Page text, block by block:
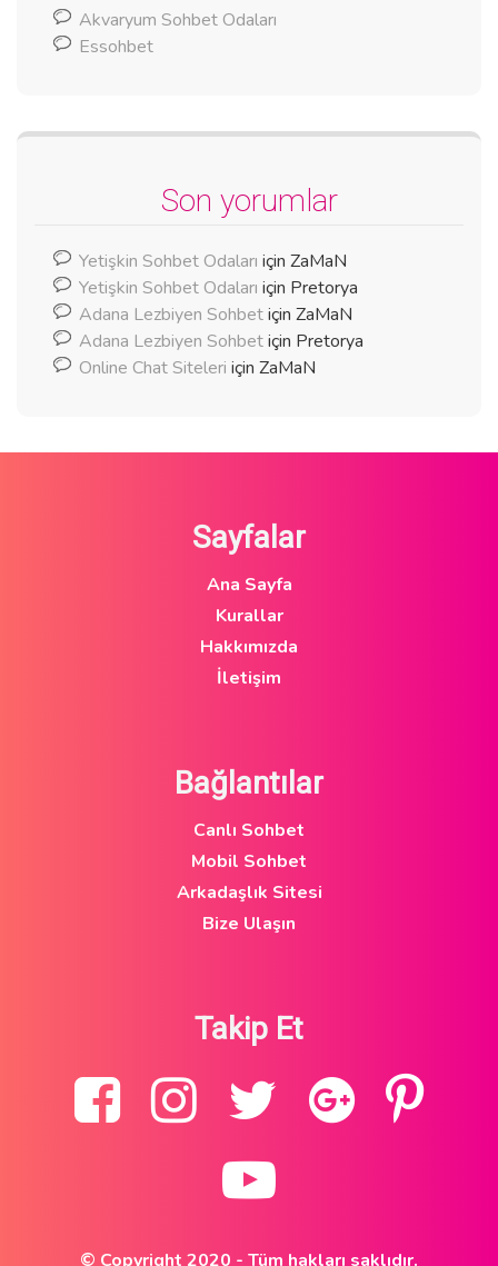
Akvaryum Sohbet Odaları
Essohbet
Son yorumlar
Yetişkin Sohbet Odaları için ZaMaN
Yetişkin Sohbet Odaları için Pretorya
Adana Lezbiyen Sohbetiçin ZaMaN
Adana Lezbiyen Sohbetiçin Pretorya
Online Chat Siteleri için ZaMaN
Sayfalar
Ana Sayfa
Kurallar
Hakkımızda
İletişim
Bağlantılar
Canlı Sohbet
Mobil Sohbet
Arkadaşlık Sitesi
Bize Ulaşın
Takip Et
© Copyright 2020 - Tüm hakları saklıdır.